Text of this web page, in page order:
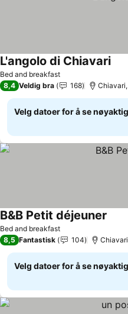
Bed and breakfast
L'angolo di Chiavari
8,4 Veldig bra 168
Velg datoer for å se
Bed and breakfast
B&B Petit déjeuner
8,5 Fantastisk 104
Velg datoer for å se